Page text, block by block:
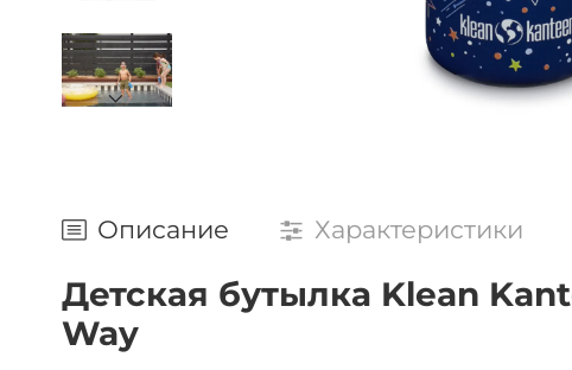
Описание Характеристики
Детская бутылка Klean
Way